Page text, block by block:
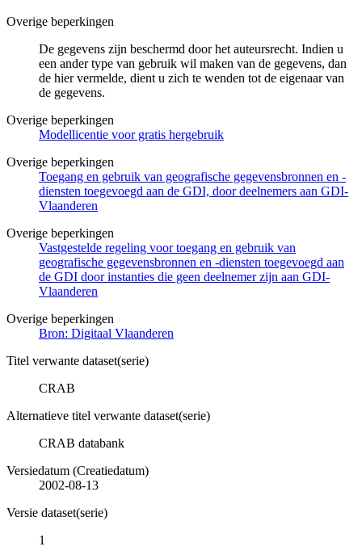
Overige beperkingen
De gegevens zijn beschermd door het auteursrecht. Indien u
een ander type van gebruik wil maken van de gegevens, dan
de hier vermelde, dient u zich te wenden tot de eigenaar van
de gegevens.
Overige beperkingen
Modellicentie voor gratis hergebruik
Overige beperkingen
Toegang en gebruik van geografische gegevensbronnen en -
diensten toegevoegd aan de GDI, door deelnemers aan GDI-
Vlaanderen
Overige beperkingen
Vastgestelde regeling voor toegang en gebruik van
geografische gegevensbronnen en -diensten toegevoegd aan
de GDI door instanties die geen deelnemer zijn aan GDI-
Vlaanderen
Overige beperkingen
Bron: Digitaal Vlaanderen
Titel verwante dataset(serie)
CRAB
Alternatieve titel verwante dataset(serie)
CRAB databank
Versiedatum (Creatiedatum)
2002-08-13
Versie dataset(serie)
1